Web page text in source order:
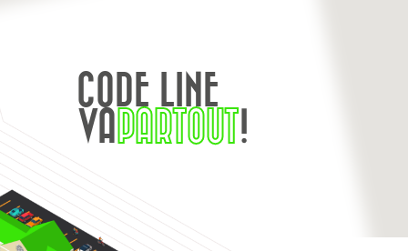
CODE LINE
VAPARTOUT!